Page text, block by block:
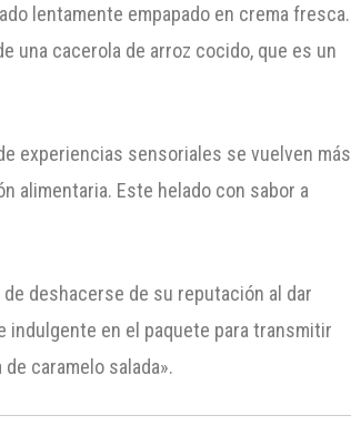
lentamente empapado en crema fresca.
una cacerola de arroz cocido, que es un
experiencias sensoriales se vuelven más
alimentaria. Este helado con sabor a
deshacerse de su reputación al dar
indulgente en el paquete para transmitir
caramelo salada».